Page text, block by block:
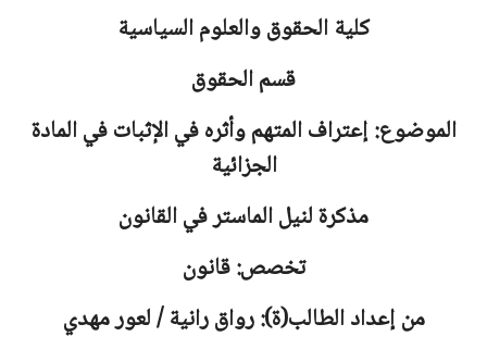
كلية الحقوق والعلوم السياسية
قسم الحقوق
الموضوع: إعتراف المتهم وأثره في الإثبات في المادة
الجزائية
مذكرة لنيل الماستر في القانون
تخصص: قانون
من إعداد الطالب(ة): رواق رانية / لعور مهدي